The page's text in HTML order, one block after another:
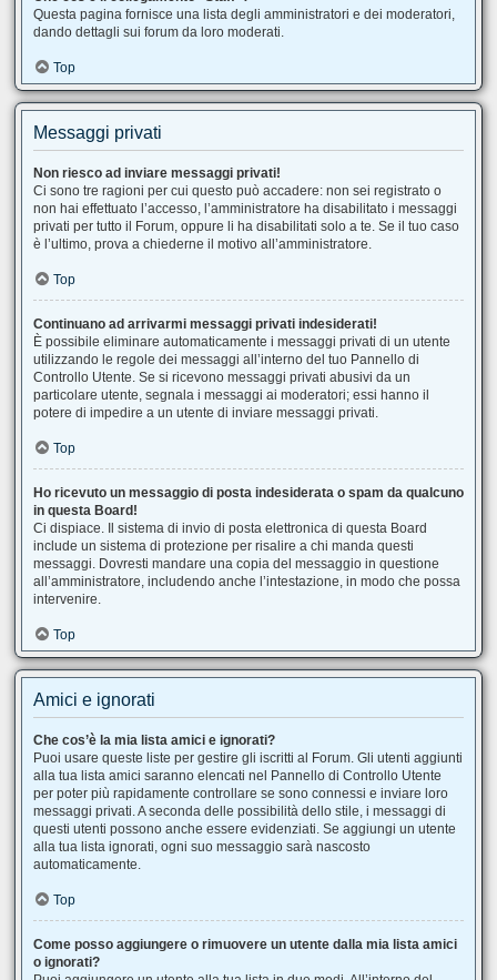
Questa pagina fornisce una lista degli amministratori e dei moderatori,
dando dettagli sui forum da loro moderati.
Top
Messaggi privati
Non riesco ad inviare messaggi privati!
Ci sono tre ragioni per cui questo può accadere: non sei registrato o
non hai effettuato l’accesso, l’amministratore ha disabilitato i messaggi
privati per tutto il Forum, oppure li ha disabilitati solo a te. Se il tuo caso
è l’ultimo, prova a chiederne il motivo all’amministratore.
Top
Continuano ad arrivarmi messaggi privati indesiderati!
È possibile eliminare automaticamente i messaggi privati ​​di un utente
utilizzando le regole dei messaggi all’interno del tuo Pannello di
Controllo Utente. Se si ricevono messaggi privati ​​abusivi da un
particolare utente, segnala i messaggi ai moderatori; essi hanno il
potere di impedire a un utente di inviare messaggi privati​​.
Top
Ho ricevuto un messaggio di posta indesiderata o spam da qualcuno
in questa Board!
Ci dispiace. Il sistema di invio di posta elettronica di questa Board
include un sistema di protezione per risalire a chi manda questi
messaggi. Dovresti mandare una copia del messaggio in questione
all’amministratore, includendo anche l’intestazione, in modo che possa
intervenire.
Top
Amici e ignorati
Che cos’è la mia lista amici e ignorati?
Puoi usare queste liste per gestire gli iscritti al Forum. Gli utenti aggiunti
alla tua lista amici saranno elencati nel Pannello di Controllo Utente
per poter più rapidamente controllare se sono connessi e inviare loro
messaggi privati. A seconda delle possibilità dello stile, i messaggi di
questi utenti possono anche essere evidenziati. Se aggiungi un utente
alla tua lista ignorati, ogni suo messaggio sarà nascosto
automaticamente.
Top
Come posso aggiungere o rimuovere un utente dalla mia lista amici
o ignorati?